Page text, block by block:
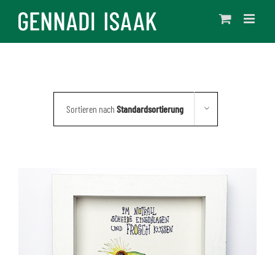
content
Sortieren nach Standardsortierung